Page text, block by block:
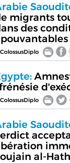
migrants
des
al-